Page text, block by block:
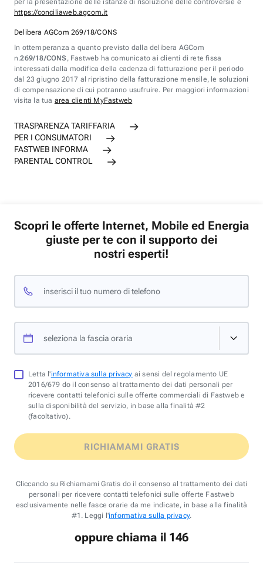
per la presentazione delle istanze di risoluzione delle controversie è
https://conciliaweb.agcom.it
Delibera AGCom 269/18/CONS
In ottemperanza a quanto previsto dalla delibera AGCom
n.269/18/CONS , Fastweb ha comunicato ai clienti di rete fissa
interessati dalla modifica della cadenza di fatturazione per il periodo
dal 23 giugno 2017 al ripristino della fatturazione mensile, le soluzioni
di compensazione di cui potranno usufruire. Per maggiori informazioni
visita la tua area clienti MyFastweb
TRASPARENZA TARIFFARIA
PER I CONSUMATORI
FASTWEB INFORMA
PARENTAL CONTROL
Scopri le offerte Internet, Mobile ed Energia
giuste per te con il supporto dei
nostri esperti!
inserisci il tuo numero di telefono
seleziona la fascia oraria
Letta l'informativa sulla privacy ai sensi del regolamento UE
2016/679 do il consenso al trattamento dei dati personali per
ricevere contatti telefonici sulle offerte commerciali di Fastweb e
sulla disponibilità del servizio, in base alla finalità #2
(facoltativo).
RICHIAMAMI GRATIS
Cliccando su Richiamami Gratis do il consenso al trattamento dei dati
personali per ricevere contatti telefonici sulle offerte Fastweb
esclusivamente nelle fasce orarie da me indicate, in base alla finalità
#1. Leggi l'informativa sulla privacy.
oppure chiama il 146